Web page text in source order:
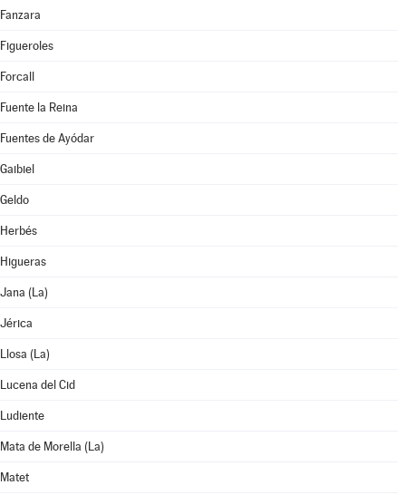
Fanzara
Figueroles
Forcall
Fuente la Reina
Fuentes de Ayódar
Gaibiel
Geldo
Herbés
Higueras
Jana (La)
Jérica
Llosa (La)
Lucena del Cid
Ludiente
Mata de Morella (La)
Matet